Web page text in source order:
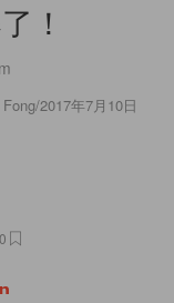
！
/2017年7月10日
0